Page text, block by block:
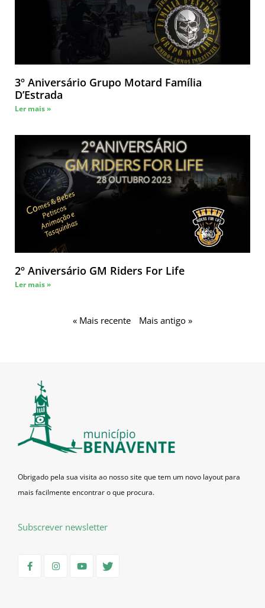
3º Aniversário Grupo Motard Família
D’Estrada
Ler mais »
2º Aniversário GM Riders For Life
Ler mais »
« Mais recente Mais antigo »
Obrigado pela sua visita ao nosso site que tem um novo layout para
mais facilmente encontrar o que procura.
Subscrever newsletter